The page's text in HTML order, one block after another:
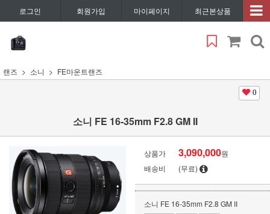
로그인 회원가입 마이페이지 최근본상품
랜즈 소니 FE마운트랜즈
0
소니 FE 16-35mm F2.8 GM II
상품가 3,090,000원
배송비
(무료)
소니 FE 16-35mm F2.8 GM II